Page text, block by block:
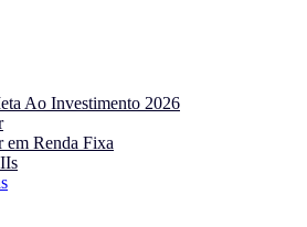
Ao Investimento 2026
em Renda Fixa